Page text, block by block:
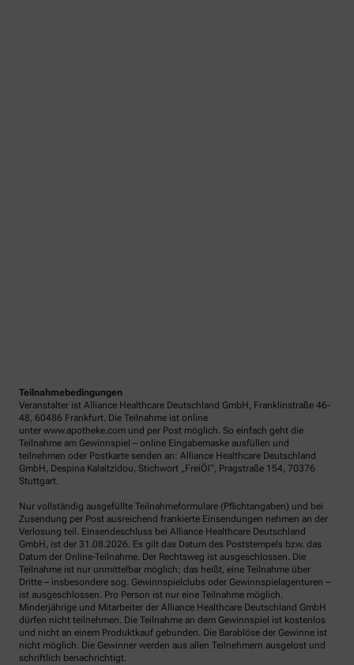
Teilnahmebedingungen
Veranstalter ist Alliance Healthcare Deutschland GmbH, Franklinstraße 46-
48, 60486 Frankfurt. Die Teilnahme ist online
unter www.apotheke.com und per Post möglich. So einfach geht die
Teilnahme am Gewinnspiel – online Eingabemaske ausfüllen und
teilnehmen oder Postkarte senden an: Alliance Healthcare Deutschland
GmbH, Despina Kalaitzidou, Stichwort „FreiÖl“, Pragstraße 154, 70376
Stuttgart.
Nur vollständig ausgefüllte Teilnahmeformulare (Pflichtangaben) und bei
Zusendung per Post ausreichend frankierte Einsendungen nehmen an der
Verlosung teil. Einsendeschluss bei Alliance Healthcare Deutschland
GmbH, ist der 31.08.2026. Es gilt das Datum des Poststempels bzw. das
Datum der Online-Teilnahme. Der Rechtsweg ist ausgeschlossen. Die
Teilnahme ist nur unmittelbar möglich; das heißt, eine Teilnahme über
Dritte – insbesondere sog. Gewinnspielclubs oder Gewinnspielagenturen –
ist ausgeschlossen. Pro Person ist nur eine Teilnahme möglich.
Minderjährige und Mitarbeiter der Alliance Healthcare Deutschland GmbH
dürfen nicht teilnehmen. Die Teilnahme an dem Gewinnspiel ist kostenlos
und nicht an einem Produktkauf gebunden. Die Barablöse der Gewinne ist
nicht möglich. Die Gewinner werden aus allen Teilnehmern ausgelost und
schriftlich benachrichtigt.